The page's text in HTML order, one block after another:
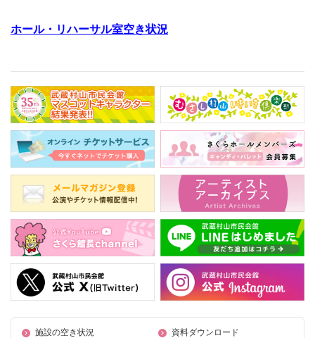
ホール・リハーサル室空き状況
施設の空き状況
資料ダウンロード